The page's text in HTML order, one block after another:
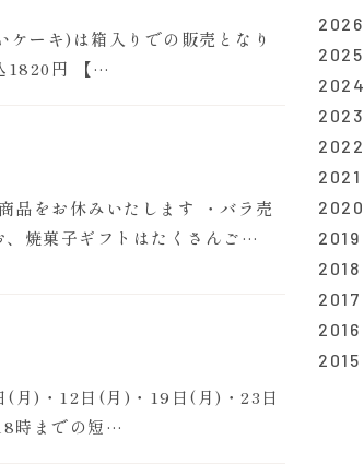
ーキ)は箱入りでの販売となり
1820円 【…
品をお休みいたします ・バラ売
焼菓子ギフトはたくさんご…
(月)・12日(月)・19日(月)・23日
時までの短…
2026
2025
2024
2023
2022
2021
2020
2019
2018
2017
2016
2015